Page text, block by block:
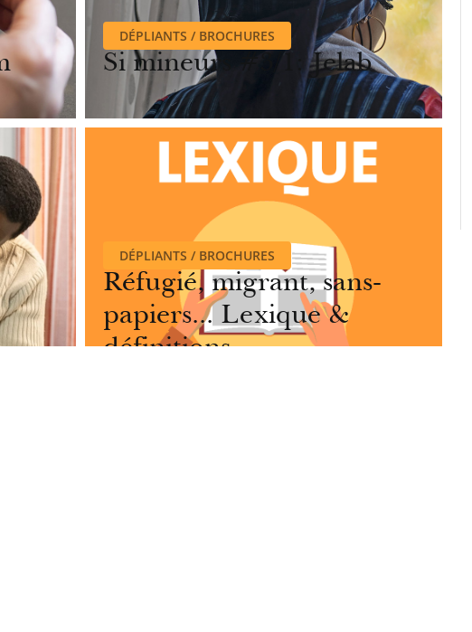
DÉPLIANTS / BROCHURES
Si mineurs #3/1: Jelab
DÉPLIANTS / BROCHURES
Réfugié, migrant, sans-
papiers... Lexique &
définitions